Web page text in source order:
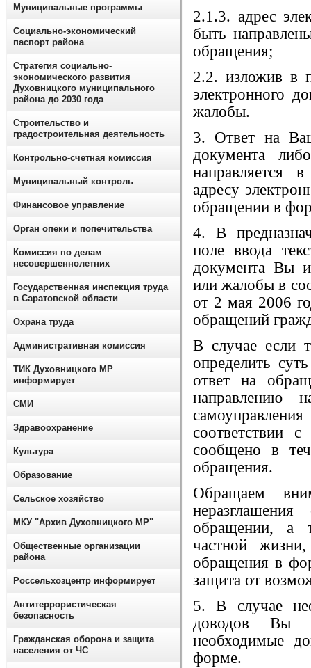
2.1.3. адрес
быть
обращения;
2.2. изложив в
электронного
жалобы.
3. Ответ на
документа
направляется
адресу
обращении в
4. В
поле ввода
документа Вы
или жалобы в
от 2 мая 2006
обращений
В случае если
определить
ответ на
направлению
соответствии
сообщено в
обращения.
Обращаем
обращении, а
частной
обращения в
защита от
5. В случае
доводов Вы
необходимые
форме.
Муниципальные программы
Социально-экономический
паспорт района
Стратегия социально-
экономического развития
Духовницкого муниципального
района до 2030 года
Строительство и
градостроительная деятельность
Контрольно-счетная комиссия
Муниципальный контроль
Финансовое управление
Орган опеки и попечительства
Комиссия по делам
несовершеннолетних
Государственная инспекция труда
в Саратовской области
Охрана труда
Административная комиссия
ТИК Духовницкого МР
информирует
СМИ
Здравоохранение
Культура
Образование
Сельское хозяйство
МКУ "Архив Духовницкого МР"
Общественные организации
района
Россельхозцентр информирует
Антитеррористическая
безопасность
Гражданская оборона и защита
населения от ЧС